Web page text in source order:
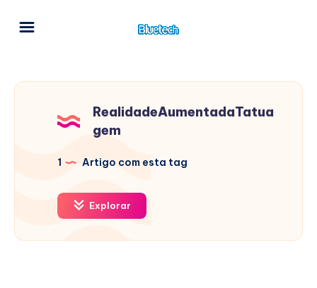
RealidadeAumentadaTatua
gem
1 Artigo com esta tag
Explorar